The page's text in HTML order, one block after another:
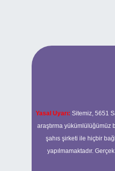
Yasal Uyarı: Sitemiz, 5651
araştırma yükümlülüğümüz
şahıs şirketi ile hiçbir
yapılmamaktadır.